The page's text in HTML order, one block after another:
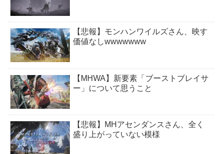
【悲報】モンハンワイルズさん、映す
価値なしwwwwwww
【MHWA】新要素「ブーストブレイサ
ー」について思うこと
【悲報】MHアセンダンスさん、全く
盛り上がっていない模様